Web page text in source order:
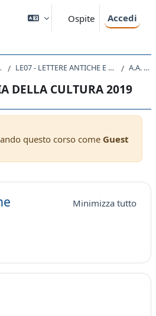
Ospite Accedi
LE07 - LETTERE ANTICHE E MODERNE, ARTI, COMUNICAZIONE A.A. 2019 - 2020
DELLA CULTURA 2019
questo corso come Guest
Minimizza tutto